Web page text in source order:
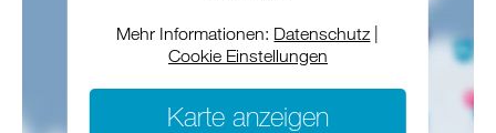
Mehr Informationen: Datenschutz
Cookie Einstellungen
Karte anzeigen